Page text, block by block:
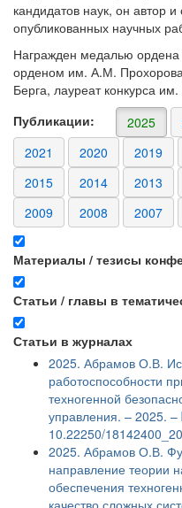
кандидатов наук, он автор
опубликованных научных
Награжден медалью ордена
орденом им. А.М.
Берга, лауреат конкурса
Публикации:
2025
2021
2020 2019
2015
2014 2013
2009
2008 2007
Материалы / тезисы
Статьи / главы в
Статьи в журналах
2025. Абрамов О.В.
работоспособности
техногенной
управления. – 2025.
10.22250/
2025. Абрамов О.В.
направление теории
обеспечения